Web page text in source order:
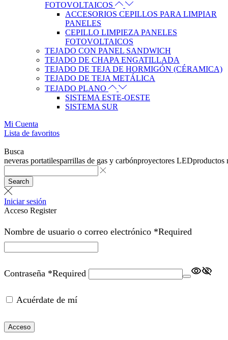
FOTOVOLTAICOS
ACCESORIOS CEPILLOS PARA LIMPIAR
PANELES
CEPILLO LIMPIEZA PANELES
FOTOVOLTAICOS
TEJADO CON PANEL SANDWICH
TEJADO DE CHAPA ENGATILLADA
TEJADO DE TEJA DE HORMIGÓN (CÉRAMICA)
TEJADO DE TEJA METÁLICA
TEJADO PLANO
SISTEMA ESTE-OESTE
SISTEMA SUR
Mi Cuenta
Lista de favoritos
Busca
neveras portatilesparrillas de gas y carbónproyectores LEDproductos
Search
Iniciar sesión
Acceso Register
Nombre de usuario o correo electrónico *Required
Contraseña *Required
Acuérdate de mí
Acceso